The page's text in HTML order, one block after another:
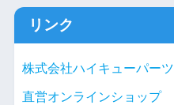
リンク
株式会社ハイキューパーツ
直営オンラインショップ